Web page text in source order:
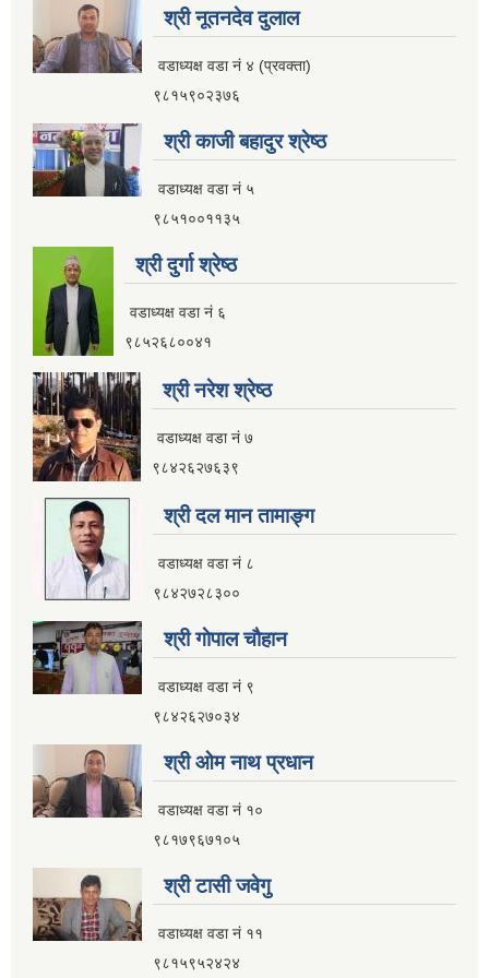
श्री नूतनदेव दुलाल
वडाध्यक्ष वडा नं ४ (प्रवक्ता)
९८१५९०२३७६
श्री काजी बहादुर श्रेष्ठ
वडाध्यक्ष वडा नं ५
९८५१००११३५
श्री दुर्गा श्रेष्ठ
वडाध्यक्ष वडा नं ६
९८५२६८००४१
श्री नरेश श्रेष्ठ
वडाध्यक्ष वडा नं ७
९८४२६२७६३९
श्री दल मान तामाङ्ग
वडाध्यक्ष वडा नं ८
९८४२७२८३००
श्री गाेपाल चाैहान
वडाध्यक्ष वडा नं ९
९८४२६२७०३४
श्री ओम नाथ प्रधान
वडाध्यक्ष वडा नं १०
९८१७९६७१०५
श्री टासी जवेगु
वडाध्यक्ष वडा नं ११
९८१५९५२४२४